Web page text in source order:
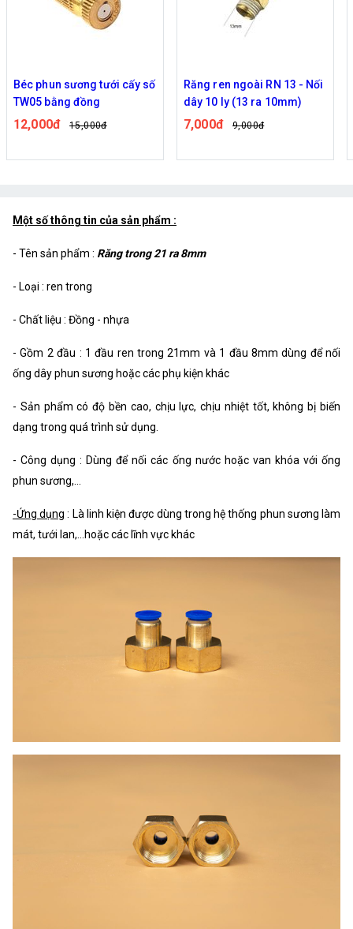
Răng ren ngoài RN 13 - Nối
dây 10 ly (13 ra 10mm)
7,000đ 9,000đ
Ổ cắm wifi 4 ổ điều khiển
độc lập cho hệ thống phun
sương
590,000đ 729,000đ
Một số thông tin của sản phẩm :
- Tên sản phẩm : Răng trong 21 ra 8mm
- Loại : ren trong
- Chất liệu : Đồng - nhựa
- Gồm 2 đầu : 1 đầu ren trong 21mm và 1 đầu 8mm dùng để nối
ống dây phun sương hoặc các phụ kiện khác
- Sản phẩm có độ bền cao, chịu lực, chịu nhiệt tốt, không bị biến
dạng trong quá trình sử dụng.
- Công dụng : Dùng để nối các ống nước hoặc van khóa với ống
phun sương,...
-Ứng dụng : Là linh kiện được dùng trong hệ thống phun sương làm
mát, tưới lan,...hoặc các lĩnh vực khác